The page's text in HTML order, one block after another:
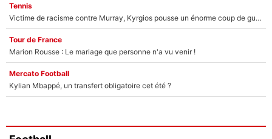
Tennis
Victime de racisme contre Murray, Kyrgios pousse un énorme coup de gueule !
Tour de France
Marion Rousse : Le mariage que personne n'a vu venir !
Mercato Football
Kylian Mbappé, un transfert obligatoire cet été ?